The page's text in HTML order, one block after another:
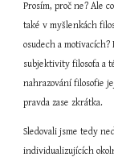
Prosím, proč ne? Ale
také v myšlenkách
osudech a
subjektivity filosofa a
nahrazování filosofie
pravda zase zkrátka.
Sledovali jsme tedy
individualizujících